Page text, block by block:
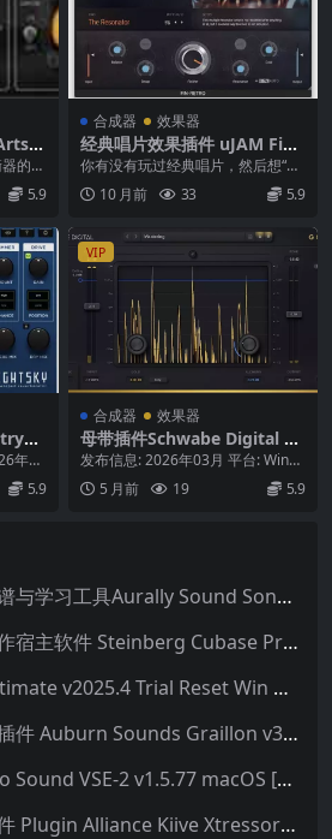
T
的管
，
5.9
合成器 效果器
经典唱片效果插件 uJAM Fini
sher RETRO v1.4.1 Mac Win
你有没有玩过经典唱片，然后想“那
样。听起来。太棒了！我如何在我
的轨道上获得60年...
10 月前 33 5.9
年1
5.9
VIP
合成器 效果器
母带插件Schwabe Digital G
old Clip v1.4.1 macOS
发布信息: 2026年03月 平台: Windo
ws / macOS 产品概述 ...
5 月前 19 5.9
歌曲大师专业扒谱与学习工具Aurally Sound Song Master PRO v2.7.04 WiN
专业顶级音乐制作宿主软件 Steinberg Cubase Pro 14 v14.0.32 VR/R2R 原厂音源内含安装教程 [WiN MAC]（80GB+）
Avid Sibelius Ultimate v2025.4 Trial Reset Win 无限试用版 乐谱软件 西贝柳斯 MAC含音色库25G
实时人声变声器插件 Auburn Sounds Graillon v3.1.1 macOS
母带插件 Vertigo Sound VSE-2 v1.5.77 macOS [HCiSO]
插件联盟压缩插件 Plugin Alliance Kiive Xtressor v1.0.1 WIN MAC